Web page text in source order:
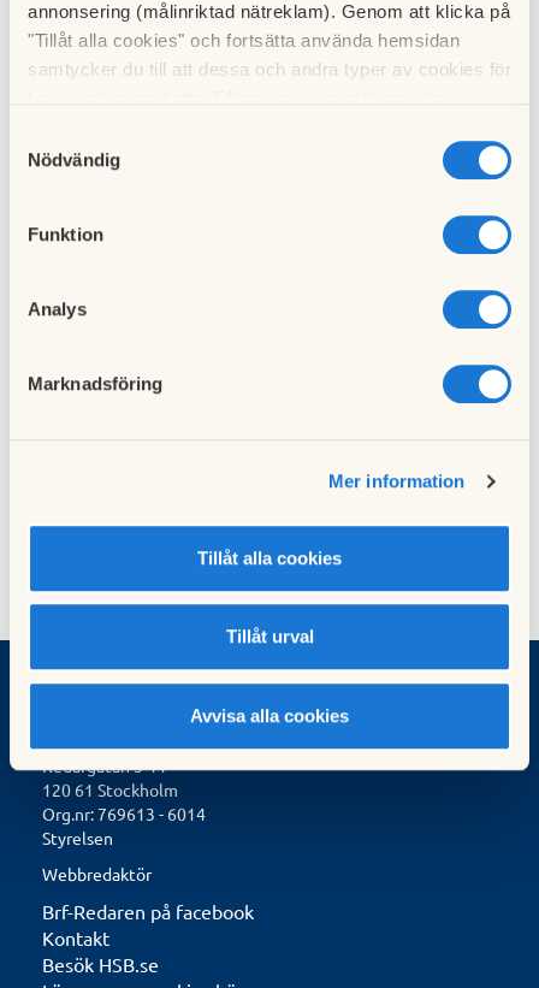
annonsering (målinriktad nätreklam). Genom att klicka på
"Tillåt alla cookies" och fortsätta använda hemsidan
samtycker du till att dessa och andra typer av cookies för
cookies och välja att endast tillåta ett urval.
Nödvändig
Funktion
Analys
Marknadsföring
Mer information
Tillåt alla cookies
Tillåt urval
Avvisa alla cookies
Hämta
Redargatan 3-11
120 61 Stockholm
Org.nr: 769613 - 6014
Styrelsen
Webbredaktör
Brf-Redaren på facebook
Kontakt
Besök HSB.se